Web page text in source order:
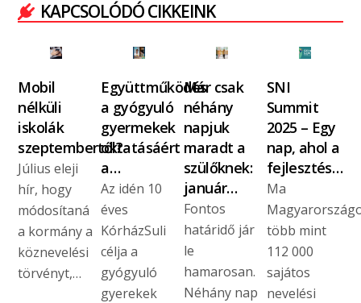
KAPCSOLÓDÓ CIKKEINK
Mobil
nélküli
iskolák
szeptembertől?
Július eleji
hír, hogy
módosítaná
a kormány a
köznevelési
törvényt,…
Együttműködés
a gyógyuló
gyermekek
oktatásáért
a…
Az idén 10
éves
KórházSuli
célja a
gyógyuló
gyerekek
Már csak
néhány
napjuk
maradt a
szülőknek:
január…
Fontos
határidő jár
le
hamarosan.
Néhány nap
SNI
Summit
2025 – Egy
nap, ahol a
fejlesztés…
Ma
több mint
112 000
sajátos
nevelési